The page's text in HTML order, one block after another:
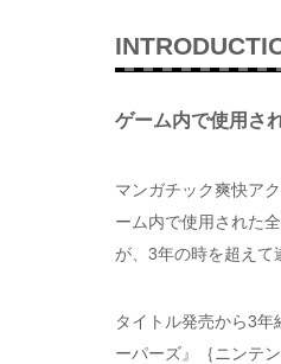
ゲーム内で使用さ
マンガチック爽快ア
ーム内で使用された
が、3年の時を超えて
タイトル発売から3
ーパーズ』｛ニンテ